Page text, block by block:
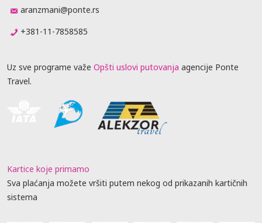
aranzmani@ponte.rs
+381-11-7858585
Uz sve programe važe Opšti uslovi putovanja agencije Ponte
Travel.
Kartice koje primamo
Sva plaćanja možete vršiti putem nekog od prikazanih kartičnih
sistema